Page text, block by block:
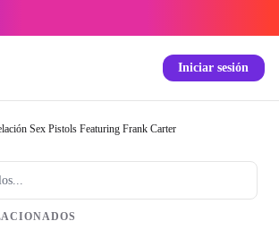
Iniciar sesión
Sex Pistols Featuring Frank Carter